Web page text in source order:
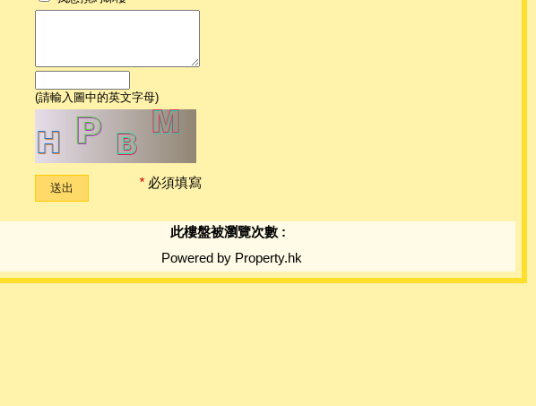
(請輸入圖中的英文字母)
* 必須填寫
此樓盤被瀏覽次數 :
Powered by Property.hk